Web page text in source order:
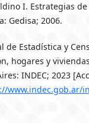
I. Estrategias
Gedisa; 2006.
de Estadística y
hogares y
INDEC; 2023
www.indec.gob.ar/